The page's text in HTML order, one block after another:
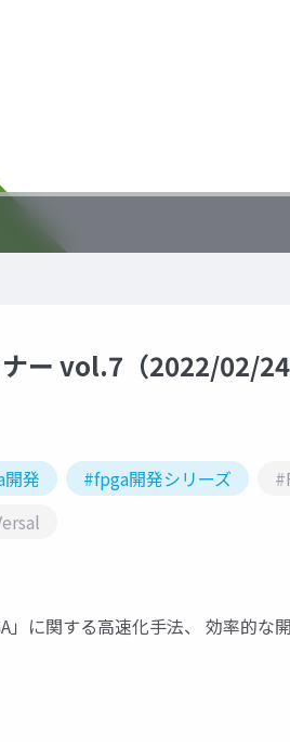
ー vol.7（2022/02/24
発 #fpga開発シリーズ
」に関する高速化手法、 効率的な